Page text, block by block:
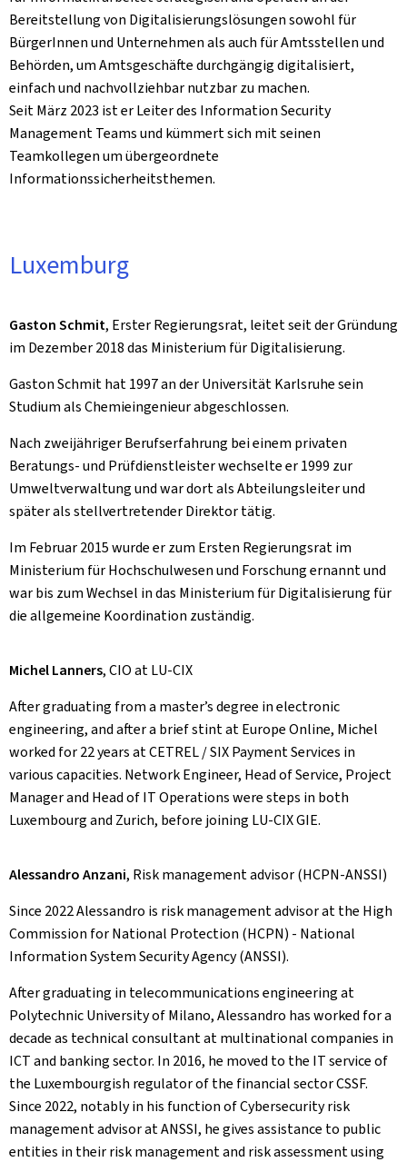
Bereitstellung von Digitalisierungslösungen sowohl für
BürgerInnen und Unternehmen als auch für Amtsstellen und
Behörden, um Amtsgeschäfte durchgängig digitalisiert,
einfach und nachvollziehbar nutzbar zu machen.
Seit März 2023 ist er Leiter des Information Security
Management Teams und kümmert sich mit seinen
Teamkollegen um übergeordnete
Informationssicherheitsthemen.
Luxemburg
Gaston Schmit, Erster Regierungsrat, leitet seit der Gründung
im Dezember 2018 das Ministerium für Digitalisierung.
Gaston Schmit hat 1997 an der Universität Karlsruhe sein
Studium als Chemieingenieur abgeschlossen.
Nach zweijähriger Berufserfahrung bei einem privaten
Beratungs- und Prüfdienstleister wechselte er 1999 zur
Umweltverwaltung und war dort als Abteilungsleiter und
später als stellvertretender Direktor tätig.
Im Februar 2015 wurde er zum Ersten Regierungsrat im
Ministerium für Hochschulwesen und Forschung ernannt und
war bis zum Wechsel in das Ministerium für Digitalisierung für
die allgemeine Koordination zuständig.
Michel Lanners, CIO at LU-CIX
After graduating from a master’s degree in electronic
engineering, and after a brief stint at Europe Online, Michel
worked for 22 years at CETREL / SIX Payment Services in
various capacities. Network Engineer, Head of Service, Project
Manager and Head of IT Operations were steps in both
Luxembourg and Zurich, before joining LU-CIX GIE.
Alessandro Anzani, Risk management advisor (HCPN-ANSSI)
Since 2022 Alessandro is risk management advisor at the High
Commission for National Protection (HCPN) - National
Information System Security Agency (ANSSI).
After graduating in telecommunications engineering at
Polytechnic University of Milano, Alessandro has worked for a
decade as technical consultant at multinational companies in
ICT and banking sector. In 2016, he moved to the IT service of
the Luxembourgish regulator of the financial sector CSSF.
Since 2022, notably in his function of Cybersecurity risk
management advisor at ANSSI, he gives assistance to public
entities in their risk management and risk assessment using